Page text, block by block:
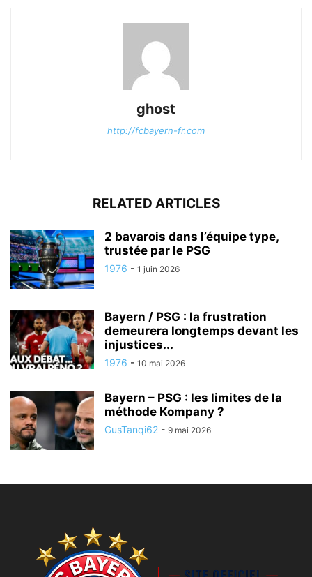
ghost
http://fcbayern-fr.com
RELATED ARTICLES
2 bavarois dans l’équipe type,
trustée par le PSG
1976 - 1 juin 2026
Bayern / PSG : la frustration
demeurera longtemps devant les
injustices...
1976 - 10 mai 2026
Bayern – PSG : les limites de la
méthode Kompany ?
GusTanqi62 - 9 mai 2026